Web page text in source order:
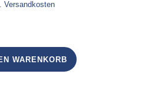
Versandkosten
WARENKORB